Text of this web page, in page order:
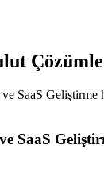
Geliştirme
SaaS